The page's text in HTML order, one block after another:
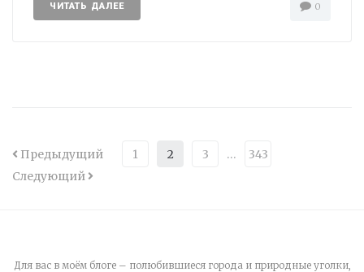
ЧИТАТЬ ДАЛЕЕ 0
Предыдущий 1 2 3 …
343
Следующий
Для вас в моём блоге – полюбившиеся города и природные уголки,